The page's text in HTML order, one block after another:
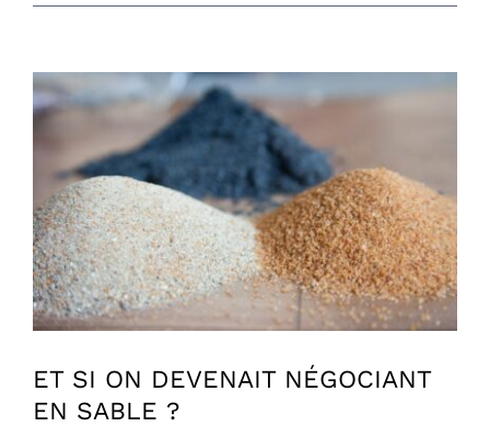
Voir
l'image
ET SI ON DEVENAIT NÉGOCIANT
EN SABLE ?